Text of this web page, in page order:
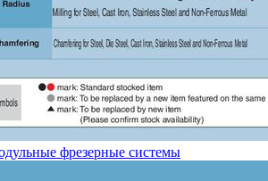
фрезерные системы